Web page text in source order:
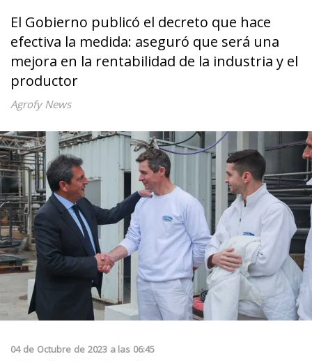
El Gobierno publicó el decreto que hace
efectiva la medida: aseguró que será una
mejora en la rentabilidad de la industria y el
productor
Agrofy News
04 de Octubre de 2023 a las 06:45